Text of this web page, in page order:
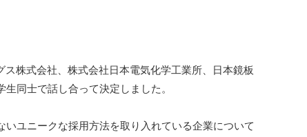
株式会社、株式会社日本電気化学工業所、日本鏡板
同士で話し合って決定しました。
ユニークな採用方法を取り入れている企業について